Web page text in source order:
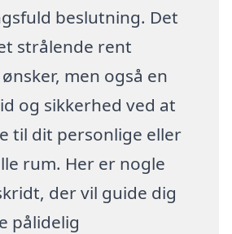
beslutning. Det
strålende rent
men også en
og sikkerhed ved at
til dit personlige eller
rum. Her er nogle
der vil guide dig
pålidelig